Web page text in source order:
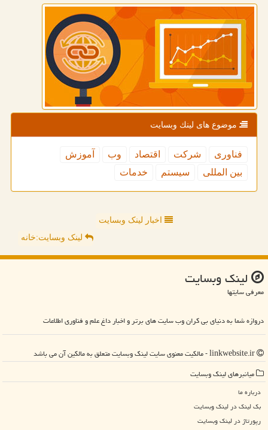
موضوع های لینك وبسایت
فناوری شركت اقتصاد وب
آموزش
بین المللی
سیستم خدمات
اخبار لینک وبسایت
لینک وبسایت:خانه
لینك وبسایت
معرفی سایتها
دروازه شما به دنیای بی کران وب سایت های برتر و اخبار داغ علم و فناوری اطلاعات
میانبرهای لینك وبسایت
درباره ما
بک لینک در لینك وبسایت
رپورتاژ در لینك وبسایت